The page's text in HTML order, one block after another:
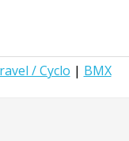
/ Cyclo | BMX